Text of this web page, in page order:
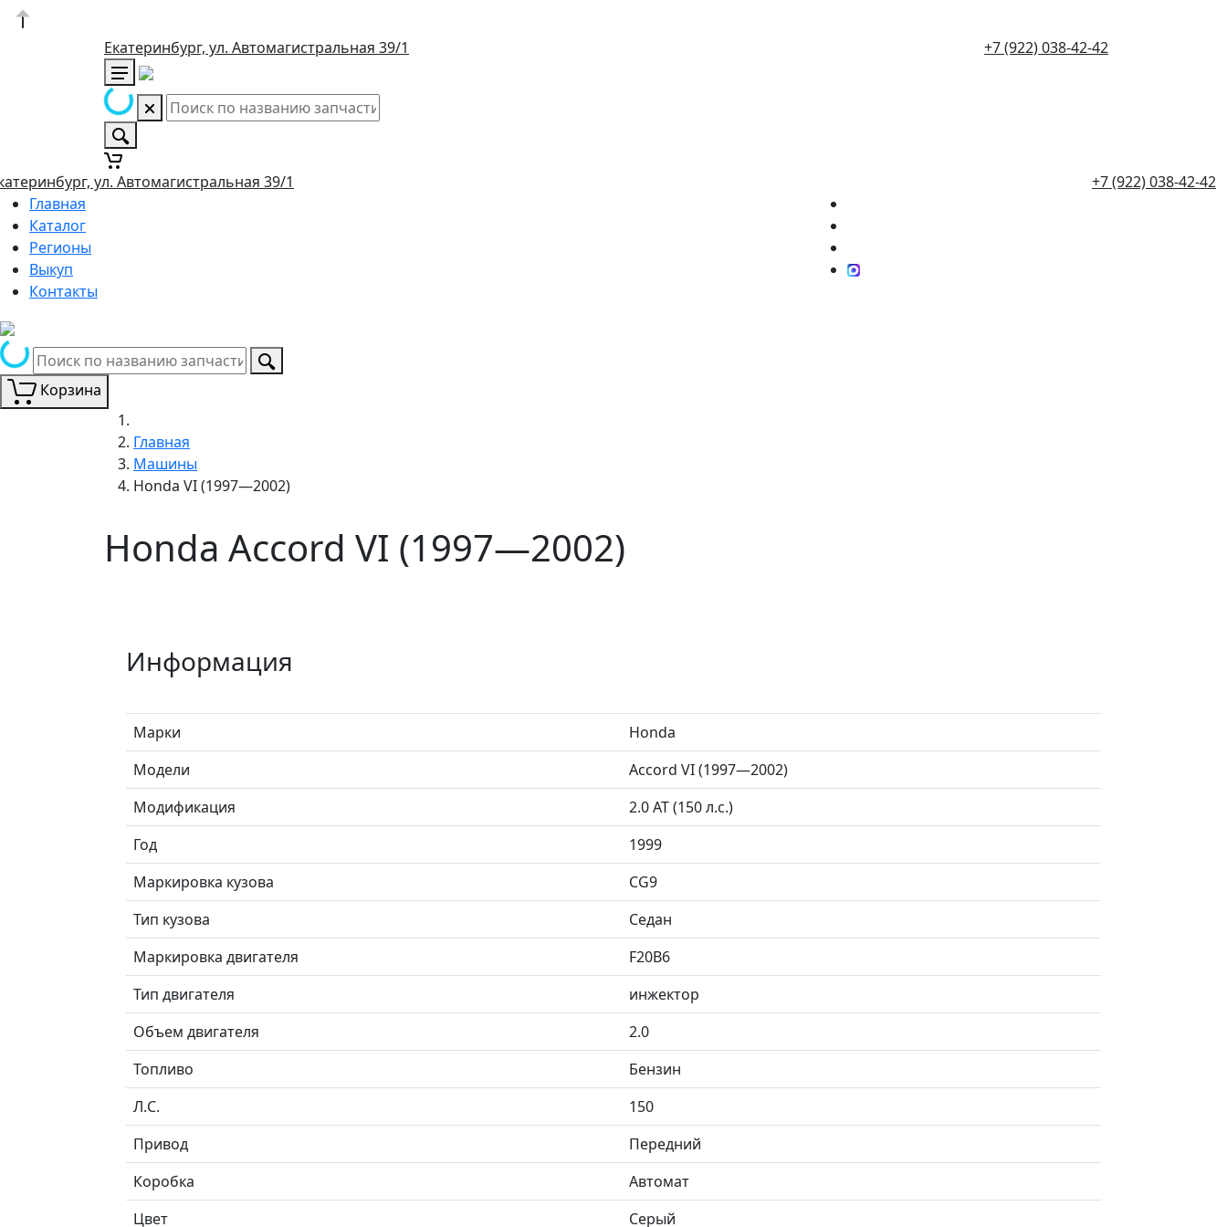
Екатеринбург, ул. Автомагистральная 39/1 +7 (922) 038-42-42
ул. Автомагистральная 39/1
+7 (922) 038-42-42
Главная
Каталог
Регионы
Выкуп
Контакты
Корзина
Главная
Машины
Honda VI (1997—2002)
Honda Accord VI (1997—2002)
Информация
Марки
Honda
Модели
Accord VI (1997—2002)
Модификация
2.0 AT (150 л.с.)
Год
1999
Маркировка кузова
CG9
Тип кузова
Седан
Маркировка двигателя
F20B6
Тип двигателя
инжектор
Объем двигателя
2.0
Топливо
Бензин
Л.C.
150
Привод
Передний
Коробка
Автомат
Цвет
Серый